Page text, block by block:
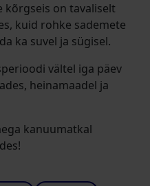
kõrgseis on tavaliselt
kuid rohke sademete
ka suvel ja sügisel.
vältel iga päev
heinamaadel ja
kanuumatkal